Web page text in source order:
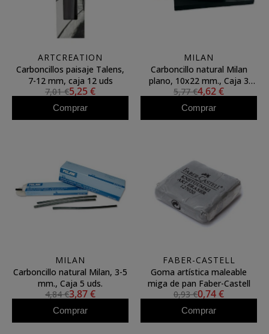
ARTCREATION
Carboncillos paisaje Talens,
7-12 mm, caja 12 uds
7,01 €5,25 €
Comprar
MILAN
Carboncillo natural Milan
plano, 10x22 mm., Caja 3
uds.
5,77 €4,62 €
Comprar
MILAN
Carboncillo natural Milan, 3-5
mm., Caja 5 uds.
4,84 €3,87 €
Comprar
FABER-CASTELL
Goma artística maleable
miga de pan Faber-Castell
0,93 €0,74 €
Comprar